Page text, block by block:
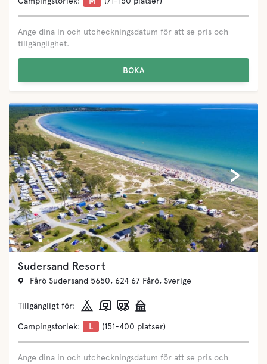
Ange dina in och utcheckningsdatum för att se pris och
tillgänglighet.
BOKA
›
‹
Sudersand Resort
Fårö Sudersand 5650, 624 67 Fårö, Sverige
Tillgängligt för:
Campingstorlek: L (151-400 platser)
Ange dina in och utcheckningsdatum för att se pris och